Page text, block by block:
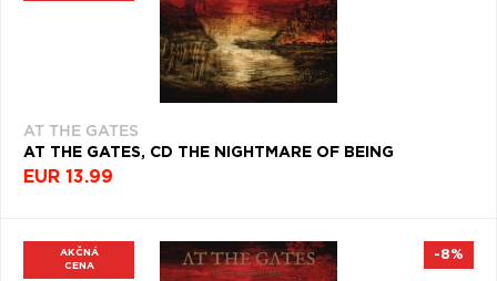
AT THE GATES
AT THE GATES, CD THE NIGHTMARE OF BEING
EUR 13.99
AKČNÁ
CENA
-8%